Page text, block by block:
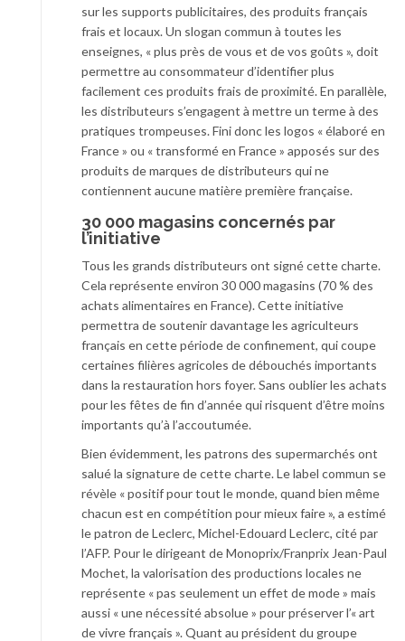
sur les supports publicitaires, des produits français
frais et locaux. Un slogan commun à toutes les
enseignes, « plus près de vous et de vos goûts », doit
permettre au consommateur d’identifier plus
facilement ces produits frais de proximité. En parallèle,
les distributeurs s’engagent à mettre un terme à des
pratiques trompeuses. Fini donc les logos « élaboré en
France » ou « transformé en France » apposés sur des
produits de marques de distributeurs qui ne
contiennent aucune matière première française.
30 000 magasins concernés par
l’initiative
Tous les grands distributeurs ont signé cette charte.
Cela représente environ 30 000 magasins (70 % des
achats alimentaires en France). Cette initiative
permettra de soutenir davantage les agriculteurs
français en cette période de confinement, qui coupe
certaines filières agricoles de débouchés importants
dans la restauration hors foyer. Sans oublier les achats
pour les fêtes de fin d’année qui risquent d’être moins
importants qu’à l’accoutumée.
Bien évidemment, les patrons des supermarchés ont
salué la signature de cette charte. Le label commun se
révèle « positif pour tout le monde, quand bien même
chacun est en compétition pour mieux faire », a estimé
le patron de Leclerc, Michel-Edouard Leclerc, cité par
l’AFP. Pour le dirigeant de Monoprix/Franprix Jean-Paul
Mochet, la valorisation des productions locales ne
représente « pas seulement un effet de mode » mais
aussi « une nécessité absolue » pour préserver l’« art
de vivre français ». Quant au président du groupe